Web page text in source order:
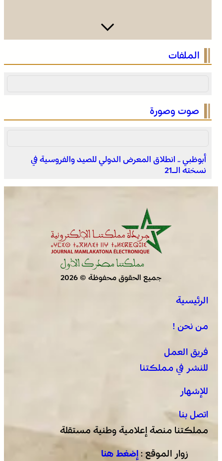
للدار البيضاء
عمان .. الاجتماع الوزاري لدعم القدس وأماكنها المقدسة
ويدعم جهود اللجنة ووكالة بيت مال القدس الشريف
الملفات
صوت وصورة
أبوظبي .. انطلاق المعرض الدولي للصيد والفروسية في
نسخته الـ21
جميع الحقوق محفوظة © 2026
الرئيسية
من نحن !
فريق العمل
للنشر في مملكتنا
للإشهار
اتصل بنا
مملكتنا منصة إعلامية وطنية مستقلة
زوار الموقع : إضغط هنا